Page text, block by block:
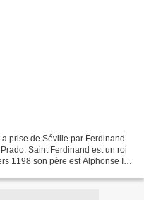
prise de Séville par Ferdinand
Saint Ferdinand est un roi
1198 son père est Alphonse IX,